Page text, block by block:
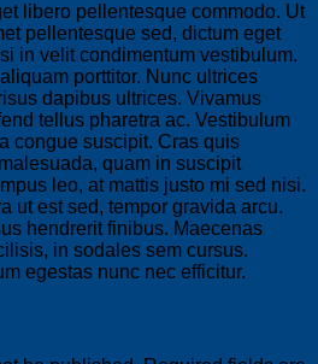
libero pellentesque commodo. Ut
pellentesque sed, dictum eget
in velit condimentum vestibulum.
porttitor. Nunc ultrices
dapibus ultrices. Vivamus
tellus pharetra ac. Vestibulum
congue suscipit. Cras quis
quam in suscipit
leo, at mattis justo mi sed nisi.
ut est sed, tempor gravida arcu.
hendrerit finibus. Maecenas
in sodales sem cursus.
egestas nunc nec efficitur.